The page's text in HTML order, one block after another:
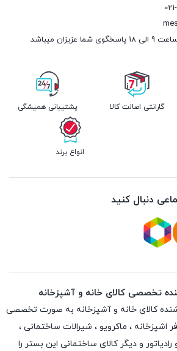
میباشد
گارانتی اصالت کالا پشتیبانی همیشگی
انواع برند
دنبال کنید
تخصصی کالای خانه و آشپزخانه
کالای خانه و آشپزخانه به صورت تخصصی
اشپزخانه ، ماکرویو ، شیرالات ساختمانی ،
و دیگر کالای ساختمانی این بستر را